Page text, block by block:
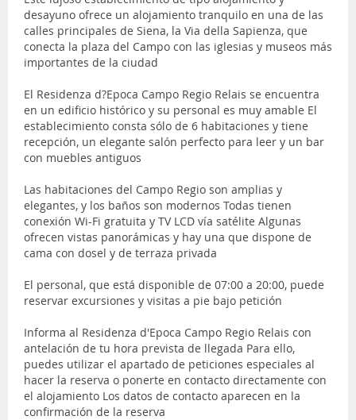
desayuno ofrece un alojamiento tranquilo en una de las
calles principales de Siena, la Via della Sapienza, que
conecta la plaza del Campo con las iglesias y museos más
importantes de la ciudad
El Residenza d?Epoca Campo Regio Relais se encuentra
en un edificio histórico y su personal es muy amable El
establecimiento consta sólo de 6 habitaciones y tiene
recepción, un elegante salón perfecto para leer y un bar
con muebles antiguos
Las habitaciones del Campo Regio son amplias y
elegantes, y los baños son modernos Todas tienen
conexión Wi-Fi gratuita y TV LCD vía satélite Algunas
ofrecen vistas panorámicas y hay una que dispone de
cama con dosel y de terraza privada
El personal, que está disponible de 07:00 a 20:00, puede
reservar excursiones y visitas a pie bajo petición
Informa al Residenza d'Epoca Campo Regio Relais con
antelación de tu hora prevista de llegada Para ello,
puedes utilizar el apartado de peticiones especiales al
hacer la reserva o ponerte en contacto directamente con
el alojamiento Los datos de contacto aparecen en la
confirmación de la reserva